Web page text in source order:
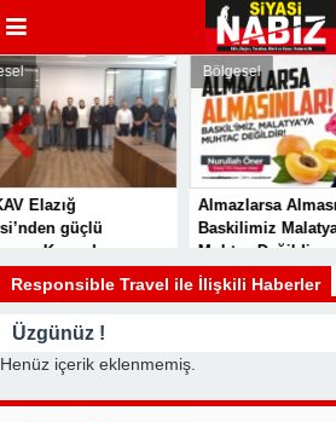
güçlü
sesi
Bölgesel
Almazlarsa Almasınlar;
Baskilimiz Malatya’ya
Muhtaç Değildir
Responsible Travel ile İlişkili Haberler
Üzgünüz !
Henüz içerik eklenmemiş.